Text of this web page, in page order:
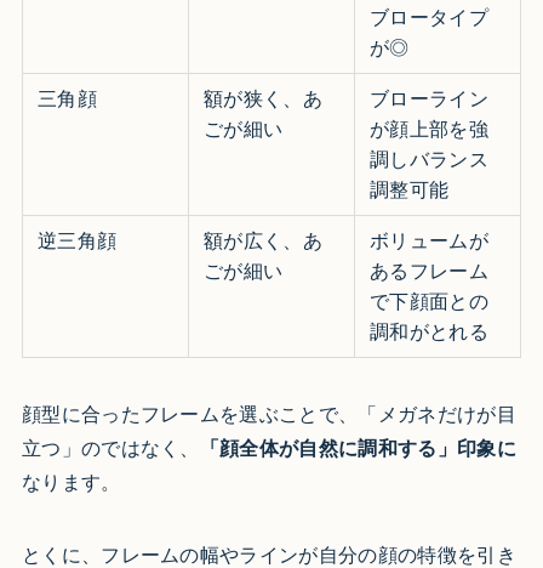
ブロータイプ
が◎
三角顔
額が狭く、あ
ごが細い
ブローライン
が顔上部を強
調しバランス
調整可能
逆三角顔
額が広く、あ
ごが細い
ボリュームが
あるフレーム
で下顔面との
調和がとれる
顔型に合ったフレームを選ぶことで、「メガネだけが目
立つ」のではなく、
「顔全体が自然に調和する」印象に
なります。
とくに、フレームの幅やラインが自分の顔の特徴を引き